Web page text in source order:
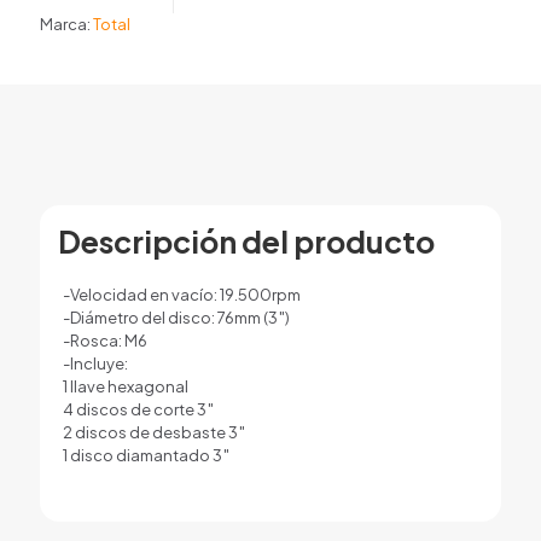
Marca:Total
Descripción del producto
-Velocidad en vacío: 19.500rpm
-Diámetro del disco: 76mm (3″)
-Rosca: M6
-Incluye:
1 llave hexagonal
4 discos de corte 3″
2 discos de desbaste 3″
1 disco diamantado 3″